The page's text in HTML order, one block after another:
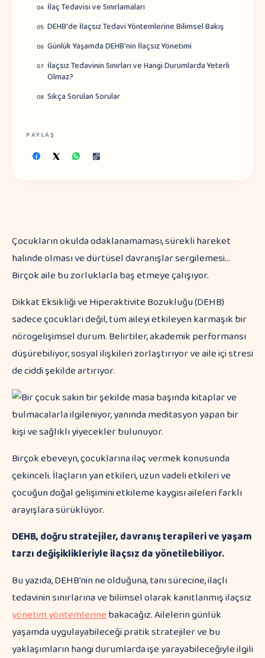
04 İlaç Tedavisi ve Sınırlamaları
05 DEHB'de İlaçsız Tedavi Yöntemlerine Bilimsel Bakış
06 Günlük Yaşamda DEHB'nin İlaçsız Yönetimi
07 İlaçsız Tedavinin Sınırları ve Hangi Durumlarda Yeterli
Olmaz?
08 Sıkça Sorulan Sorular
PAYLAŞ
Çocukların okulda odaklanamaması, sürekli hareket
halinde olması ve dürtüsel davranışlar sergilemesi…
Birçok aile bu zorluklarla baş etmeye çalışıyor.
Dikkat Eksikliği ve Hiperaktivite Bozukluğu (DEHB)
sadece çocukları değil, tüm aileyi etkileyen karmaşık bir
nörogelişimsel durum. Belirtiler, akademik performansı
düşürebiliyor, sosyal ilişkileri zorlaştırıyor ve aile içi stresi
de ciddi şekilde artırıyor.
Birçok ebeveyn, çocuklarına ilaç vermek konusunda
çekinceli. İlaçların yan etkileri, uzun vadeli etkileri ve
çocuğun doğal gelişimini etkileme kaygısı aileleri farklı
arayışlara sürüklüyor.
DEHB, doğru stratejiler, davranış terapileri ve yaşam
tarzı değişiklikleriyle ilaçsız da yönetilebiliyor.
Bu yazıda, DEHB'nin ne olduğuna, tanı sürecine, ilaçlı
tedavinin sınırlarına ve bilimsel olarak kanıtlanmış ilaçsız
yönetim yöntemlerinebakacağız. Ailelerin günlük
yaşamda uygulayabileceği pratik stratejiler ve bu
yaklaşımların hangi durumlarda işe yarayabileceğiyle ilgili